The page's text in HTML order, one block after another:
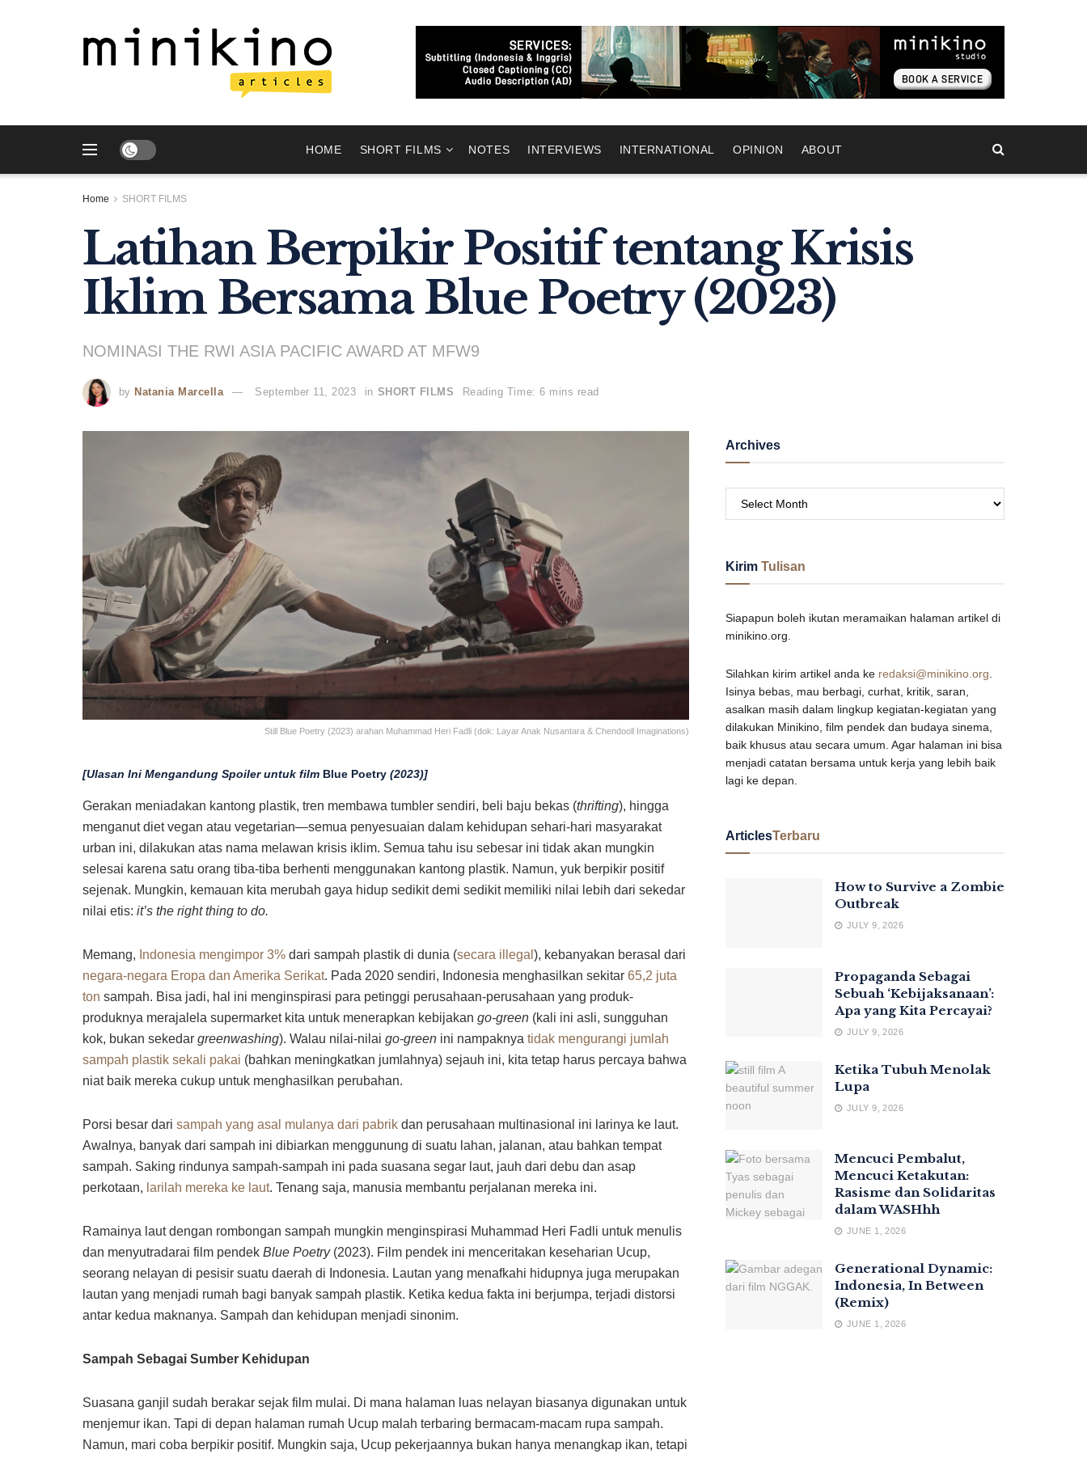
HOME SHORT FILMS NOTES INTERVIEWS INTERNATIONAL OPINION ABOUT
Home SHORT FILMS
Latihan Berpikir Positif tentang Krisis
Iklim Bersama Blue Poetry (2023)
NOMINASI THE RWI ASIA PACIFIC AWARD AT MFW9
by Natania Marcella September 11, 2023 in SHORT FILMS Reading Time: 6 mins read
Still Blue Poetry (2023) arahan Muhammad Heri Fadli (dok: Layar Anak Nusantara & Chendooll Imaginations)
[Ulasan Ini Mengandung Spoiler untuk film Blue Poetry (2023)]
Gerakan meniadakan kantong plastik, tren membawa tumbler sendiri, beli baju bekas (thrifting), hingga
menganut diet vegan atau vegetarian—semua penyesuaian dalam kehidupan sehari-hari masyarakat
urban ini, dilakukan atas nama melawan krisis iklim. Semua tahu isu sebesar ini tidak akan mungkin
selesai karena satu orang tiba-tiba berhenti menggunakan kantong plastik. Namun, yuk berpikir positif
sejenak. Mungkin, kemauan kita merubah gaya hidup sedikit demi sedikit memiliki nilai lebih dari sekedar
nilai etis: it’s the right thing to do.
Memang, Indonesia mengimpor 3% dari sampah plastik di dunia (secara illegal ), kebanyakan berasal dari
negara-negara Eropa dan Amerika Serikat. Pada 2020 sendiri, Indonesia menghasilkan sekitar 65,2 juta
ton sampah. Bisa jadi, hal ini menginspirasi para petinggi perusahaan-perusahaan yang produk-
produknya merajalela supermarket kita untuk menerapkan kebijakan go-green (kali ini asli, sungguhan
kok, bukan sekedar greenwashing). Walau nilai-nilai go-green ini nampaknya tidak mengurangi jumlah
sampah plastik sekali pakai (bahkan meningkatkan jumlahnya) sejauh ini, kita tetap harus percaya bahwa
niat baik mereka cukup untuk menghasilkan perubahan.
Porsi besar dari sampah yang asal mulanya dari pabrik dan perusahaan multinasional ini larinya ke laut.
Awalnya, banyak dari sampah ini dibiarkan menggunung di suatu lahan, jalanan, atau bahkan tempat
sampah. Saking rindunya sampah-sampah ini pada suasana segar laut, jauh dari debu dan asap
perkotaan, larilah mereka ke laut. Tenang saja, manusia membantu perjalanan mereka ini.
Ramainya laut dengan rombongan sampah mungkin menginspirasi Muhammad Heri Fadli untuk menulis
dan menyutradarai film pendek Blue Poetry(2023). Film pendek ini menceritakan keseharian Ucup,
seorang nelayan di pesisir suatu daerah di Indonesia. Lautan yang menafkahi hidupnya juga merupakan
lautan yang menjadi rumah bagi banyak sampah plastik. Ketika kedua fakta ini berjumpa, terjadi distorsi
antar kedua maknanya. Sampah dan kehidupan menjadi sinonim.
Sampah Sebagai Sumber Kehidupan
Suasana ganjil sudah berakar sejak film mulai. Di mana halaman luas nelayan biasanya digunakan untuk
menjemur ikan. Tapi di depan halaman rumah Ucup malah terbaring bermacam-macam rupa sampah.
Namun, mari coba berpikir positif. Mungkin saja, Ucup pekerjaannya bukan hanya menangkap ikan, tetapi
Archives
Kirim Tulisan
Siapapun boleh ikutan meramaikan halaman artikel di
minikino.org.
Silahkan kirim artikel anda ke redaksi@minikino.org
Isinya bebas, mau berbagi, curhat, kritik, saran,
asalkan masih dalam lingkup kegiatan-kegiatan yang
dilakukan Minikino, film pendek dan budaya sinema,
baik khusus atau secara umum. Agar halaman ini bisa
menjadi catatan bersama untuk kerja yang lebih baik
lagi ke depan.
ArticlesTerbaru
How to Survive a Zombie
Outbreak
JULY 9, 2026
Propaganda Sebagai
Sebuah ‘Kebijaksanaan’:
Apa yang Kita Percayai?
JULY 9, 2026
Ketika Tubuh Menolak
Lupa
JULY 9, 2026
Mencuci Pembalut,
Mencuci Ketakutan:
Rasisme dan Solidaritas
dalam WASHhh
JUNE 1, 2026
Generational Dynamic:
Indonesia, In Between
(Remix)
JUNE 1, 2026